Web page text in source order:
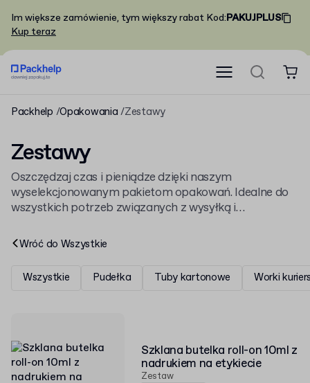
Im większe zamówienie, tym większy rabat Kod:PAKUJPLUS
Kup teraz
Packhelp Opakowania Zestawy
Zestawy
Oszczędzaj czas i pieniądze dzięki naszym
wyselekcjonowanym pakietom opakowań. Idealne do
wszystkich potrzeb związanych z wysyłką i
Wróć do Wszystkie
Wszystkie Pudełka Tuby kartonowe Worki
Szklana butelka roll-on 10ml z
nadrukiem na etykiecie
Zestaw